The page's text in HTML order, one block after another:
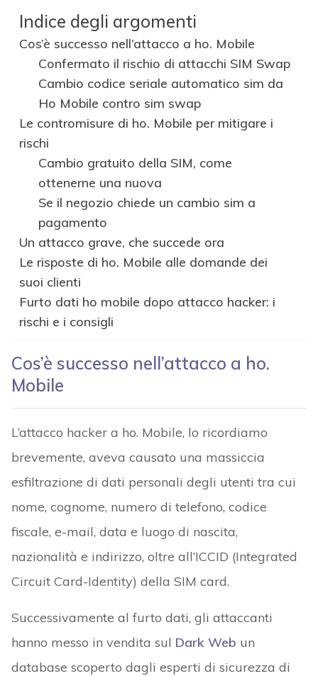
Indice degli argomenti
Cos’è successo nell’attacco a ho. Mobile
Confermato il rischio di attacchi SIM Swap
Cambio codice seriale automatico sim da
Ho Mobile contro sim swap
Le contromisure di ho. Mobile per mitigare i
rischi
Cambio gratuito della SIM, come
ottenerne una nuova
Se il negozio chiede un cambio sim a
pagamento
Un attacco grave, che succede ora
Le risposte di ho. Mobile alle domande dei
suoi clienti
Furto dati ho mobile dopo attacco hacker: i
rischi e i consigli
Cos’è successo nell’attacco a ho.
Mobile
L’attacco hacker a ho. Mobile, lo ricordiamo
brevemente, aveva causato una massiccia
esfiltrazione di dati personali degli utenti tra cui
nome, cognome, numero di telefono, codice
fiscale, e-mail, data e luogo di nascita,
nazionalità e indirizzo, oltre all’ICCID (Integrated
Circuit Card-Identity) della SIM card.
Successivamente al furto dati, gli attaccanti
hanno messo in vendita sul Dark Web un
database scoperto dagli esperti di sicurezza di